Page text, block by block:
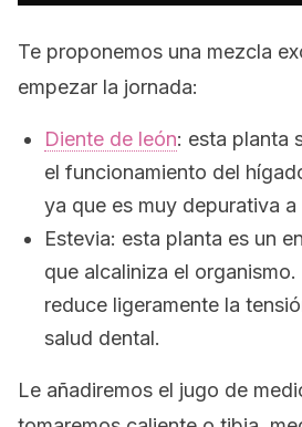
Te proponemos una mezcla
empezar la jornada:
Diente de león: esta planta
el funcionamiento del
ya que es muy depurativa a
Estevia: esta planta es un
que alcaliniza el organismo.
reduce ligeramente la
salud dental.
Le añadiremos el jugo de